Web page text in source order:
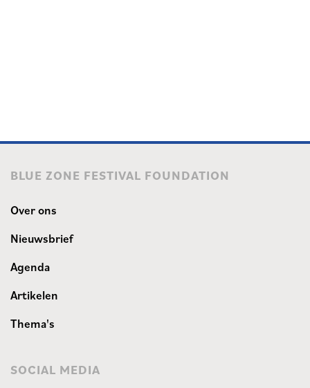
BLUE ZONE FESTIVAL FOUNDATION
Over ons
Nieuwsbrief
Agenda
Artikelen
Thema's
SOCIAL MEDIA